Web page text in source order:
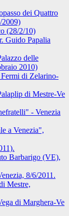
dei Quattro
2009)
(28/2/10)
Guido Papalia
delle
2010)
di Zelarino-
di Mestre-Ve
- Venezia
a Venezia",
Barbarigo (VE),
8/6/2011.
Mestre,
di Marghera-Ve